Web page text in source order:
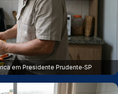
em Presidente Prudente‑SP